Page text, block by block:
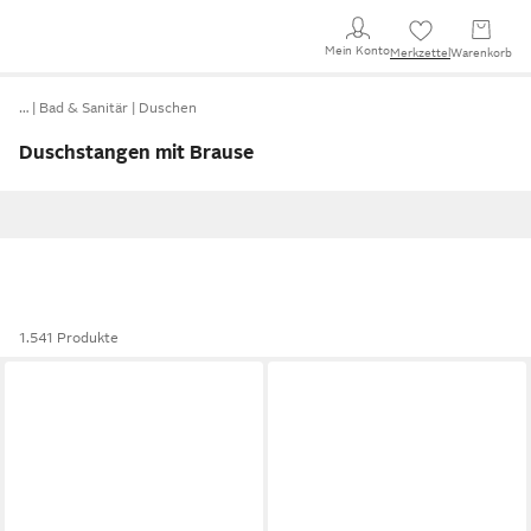
Mein KontoMerkzettel Warenkorb
… Bad & Sanitär Duschen
Duschstangen mit Brause
1.541 Produkte